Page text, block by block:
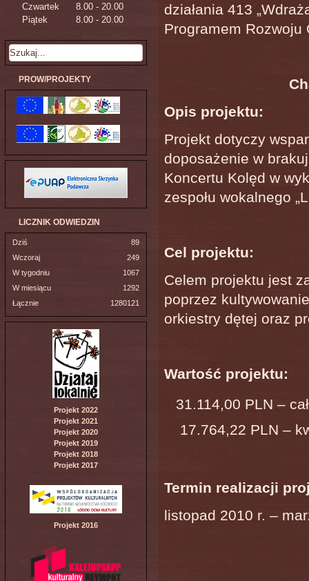
Czwartek
8.00 - 20.00
Piątek
8.00 - 20.00
PROW/PROJEKTY
LICZNIK ODWIEDZIN
Dziś
89
Wczoraj
249
W tygodniu
1067
W miesiącu
1292
Łącznie
1280121
Projekt 2022
Projekt 2021
Projekt 2020
Projekt 2019
Projekt 2018
Projekt 2017
Projekt 2016
działania 413
Programem
Opis projektu:
Projekt dotyczy
doposażenie w
Koncertu Kolęd w
zespołu wokalnego
Cel projektu:
Celem projektu jest
poprzez
orkiestry dętej oraz
Wartość projektu:
31.114,00 PLN –
17.764,22 PLN –
Termin realizacji
listopad 2010 r. –